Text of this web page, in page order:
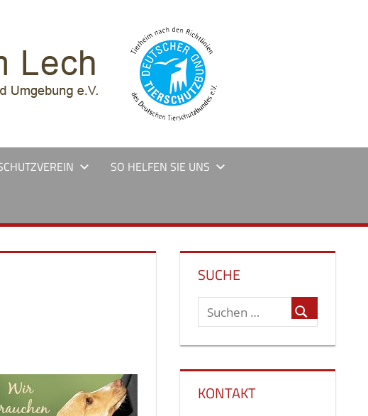
SO HELFEN SIE UNS
SUCHE
KONTAKT